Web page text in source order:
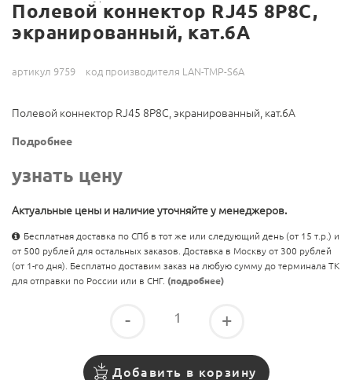
Полевой коннектор RJ45 8P8C,
экранированный, кат.6A
артикул 9759 код производителя LAN-TMP-S6A
Полевой коннектор RJ45 8P8C, экранированный, кат.6A
Подробнее
узнать цену
Актуальные цены и наличие уточняйте у менеджеров.
Бесплатная доставка по СПб в тот же или следующий день (от 15 т.р.) и
от 500 рублей для остальных заказов. Доставка в Москву от 300 рублей
(от 1-го дня). Бесплатно доставим заказ на любую сумму до терминала ТК
для отправки по России или в СНГ. (подробнее)
- +
Добавить в корзину